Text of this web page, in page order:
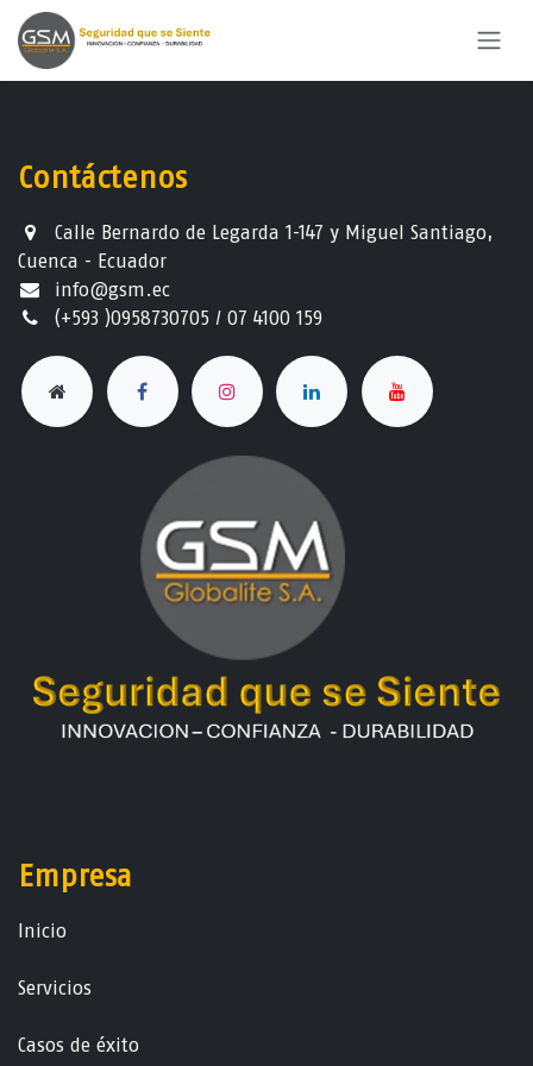
Ir al contenido
Contáctenos
Calle Bernardo de Legarda 1-147 y Miguel Santiago,
Cuenca - Ecuador
info@gsm.ec​
(+593 )0958730705 / 07 4100 159
Empresa
Ini​ci​o
Servicios
Casos de éxito